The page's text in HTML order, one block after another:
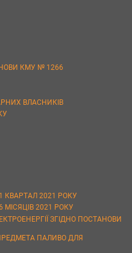
КМУ № 1266
ВЛАСНИКІВ
КВАРТАЛ 2021 РОКУ
2021 РОКУ
ЗГІДНО ПОСТАНОВИ
ПАЛИВО ДЛЯ